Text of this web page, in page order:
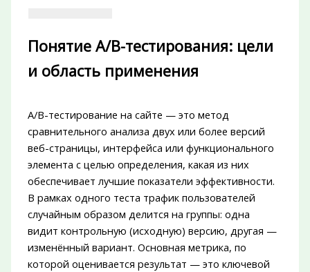
Понятие A/B-тестирования: цели
и область применения
A/B-тестирование на сайте — это метод
сравнительного анализа двух или более версий
веб-страницы, интерфейса или функционального
элемента с целью определения, какая из них
обеспечивает лучшие показатели эффективности.
В рамках одного теста трафик пользователей
случайным образом делится на группы: одна
видит контрольную (исходную) версию, другая —
изменённый вариант. Основная метрика, по
которой оценивается результат — это ключевой